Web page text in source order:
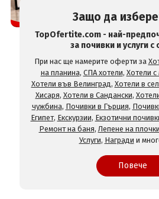
Защо да
TopOfertite.com - най-
за почивки и услуги с
При нас ще намерите оферти за
на планина, СПА хотели, Хотели с
Хотели във Велинград, Хотели в
Хисаря, Хотели в Сандански,
чужбина, Почивки в Гърция,
Египет, Екскурзии, Екзотични
Ремонт на баня, Лепене на плочки
Услуги, Награди и
Повече